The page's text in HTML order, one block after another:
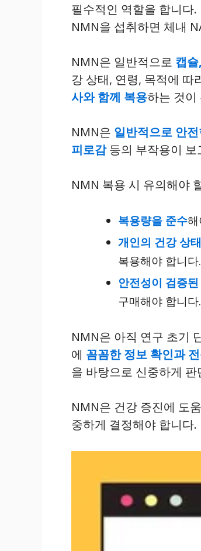
필수적인 역할을 합니다
NMN을 섭취하면 체내
NMN은 일반적으로 캡
강 상태, 연령, 목적에 따
사와 함께 복용하는 것이
NMN은 일반적으로 안
피로감등의 부작용이 보
NMN 복용 시 유의해야
복용량을 준수
개인의 건강 상
복용해야 합니다.
안전성이 검증
구매해야 합니다.
NMN은 아직 연구 초기
에 꼼꼼한 정보 확인과
을 바탕으로 신중하게
NMN은 건강 증진에 도
중하게 결정해야 합니다